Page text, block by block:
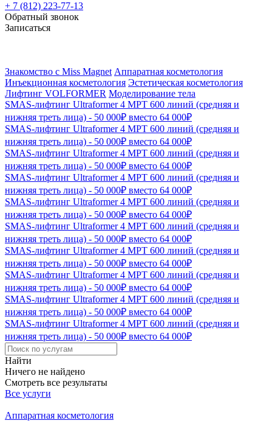
+ 7 (812) 223-77-13
Обратный звонок
Записаться
Знакомство с Miss Magnet Аппаратная косметология
Инъекционная косметология Эстетическая косметология
Лифтинг VOLFORMER Моделирование тела
SMAS-лифтинг Ultraformer 4 MPT 600 линий (средняя и
нижняя треть лица) - 50 000₽ вместо 64 000₽
SMAS-лифтинг Ultraformer 4 MPT 600 линий (средняя и
нижняя треть лица) - 50 000₽ вместо 64 000₽
SMAS-лифтинг Ultraformer 4 MPT 600 линий (средняя и
нижняя треть лица) - 50 000₽ вместо 64 000₽
SMAS-лифтинг Ultraformer 4 MPT 600 линий (средняя и
нижняя треть лица) - 50 000₽ вместо 64 000₽
SMAS-лифтинг Ultraformer 4 MPT 600 линий (средняя и
нижняя треть лица) - 50 000₽ вместо 64 000₽
SMAS-лифтинг Ultraformer 4 MPT 600 линий (средняя и
нижняя треть лица) - 50 000₽ вместо 64 000₽
SMAS-лифтинг Ultraformer 4 MPT 600 линий (средняя и
нижняя треть лица) - 50 000₽ вместо 64 000₽
SMAS-лифтинг Ultraformer 4 MPT 600 линий (средняя и
нижняя треть лица) - 50 000₽ вместо 64 000₽
SMAS-лифтинг Ultraformer 4 MPT 600 линий (средняя и
нижняя треть лица) - 50 000₽ вместо 64 000₽
SMAS-лифтинг Ultraformer 4 MPT 600 линий (средняя и
нижняя треть лица) - 50 000₽ вместо 64 000₽
Найти
Ничего не найдено
Смотреть все результаты
Все услуги
Аппаратная косметология